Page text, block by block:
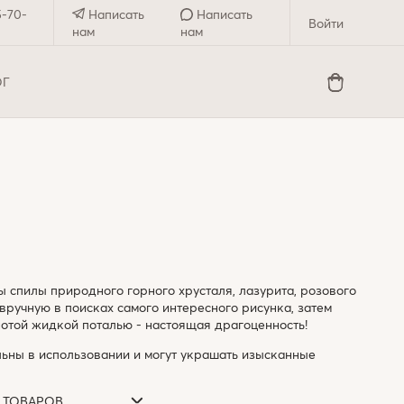
70-
Написать
нам
Написать
нам
Войти
природного горного хрусталя, лазурита, розового
в поисках самого интересного рисунка, затем
жидкой поталью - настоящая драгоценность!
в использовании и могут украшать изысканные
ТОВАРОВ